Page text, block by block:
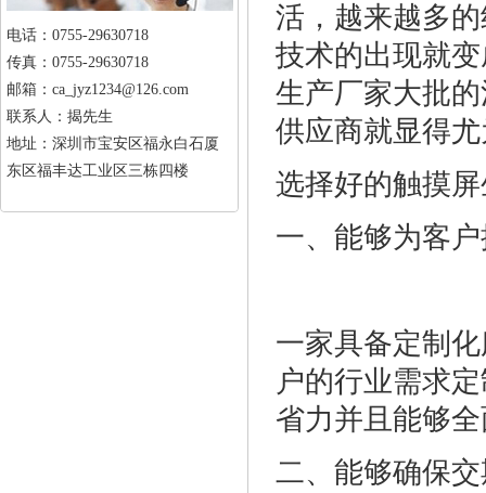
活，越来越多
技术的出现就
生产厂家大批
供应商就显得
选择好的触摸
一、能够为客
一家具备定制
户的行业需求
省力并且能够
二、能够确保
电话：0755-29630718
传真：0755-29630718
邮箱：ca_jyz1234@126.com
联系人：揭先生
地址：深圳市宝安区福永白石厦
东区福丰达工业区三栋四楼